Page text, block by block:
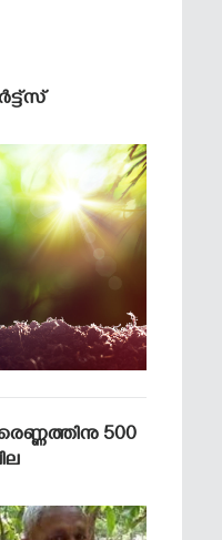
500